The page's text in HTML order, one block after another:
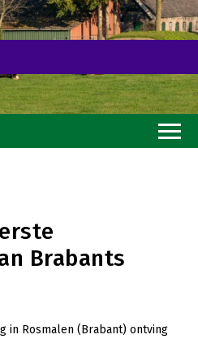
Brabants
in Rosmalen (Brabant) ontving